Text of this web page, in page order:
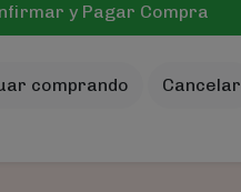
y Pagar Compra
comprando Cancelar